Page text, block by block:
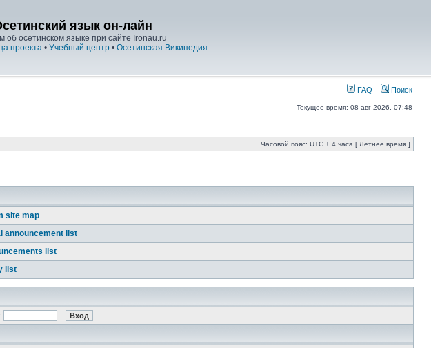
язык он-лайн
об осетинском языке при сайте Ironau.ru
проекта • Учебный центр • Осетинская Википедия
FAQ Поиск
Текущее время: 08 авг 2026, 07:48
Часовой пояс: UTC + 4 часа [ Летнее время ]
site map
announcement list
list
list